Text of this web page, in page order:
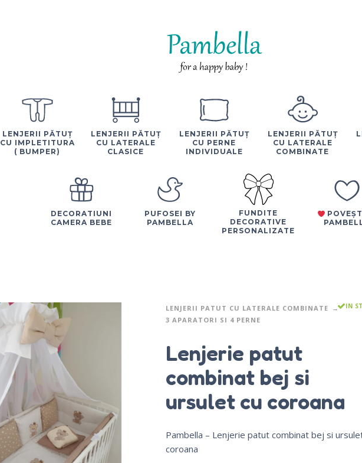
LENJERII PĂTUȚ
CU IMPLETITURA
( BUMPER)
LENJERII PĂTUȚ
CU LATERALE
CLASICE
LENJERII PĂTUȚ
CU PERNE
INDIVIDUALE
LENJERII PĂTUȚ
CU LATERALE
COMBINATE
DECORATIUNI
CAMERA BEBE
PUFOSEI BY
PAMBELLA
FUNDITE
DECORATIVE
PERSONALIZATE
LENJERII PATUT CU LATERALE COMBINATE
3 APARATORI SI 4 PERNE
IN
Lenjerie patut
combinat bej si
ursulet cu coroana
Pambella – Lenjerie patut combinat bej si
coroana